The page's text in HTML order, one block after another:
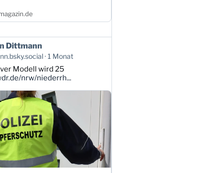
Dittmann
1 Monat
Modell wird 25
nrw/niederrh...